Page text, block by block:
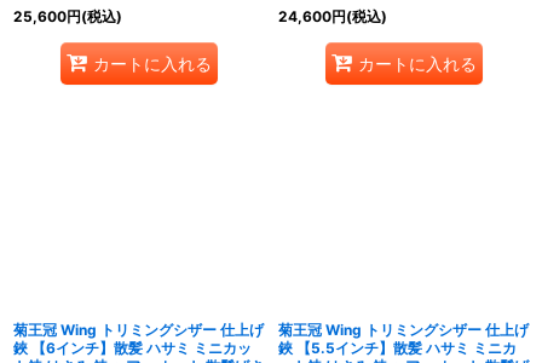
25,600円(税込)
カートに入れる
24,600円(税込)
カートに入れる
菊王冠 Wing トリミングシザー 仕上げ
鋏 【6インチ】散髪 ハサミ ミニカッ
菊王冠 Wing トリミングシザー 仕上げ
鋏 【5.5インチ】散髪 ハサミ ミニカ